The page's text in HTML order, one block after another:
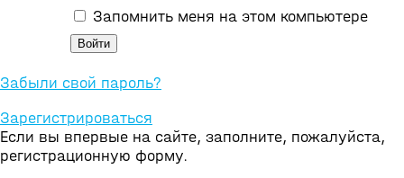
Запомнить меня на этом компьютере
Забыли свой пароль?
Зарегистрироваться
Если вы впервые на сайте, заполните, пожалуйста,
регистрационную форму.